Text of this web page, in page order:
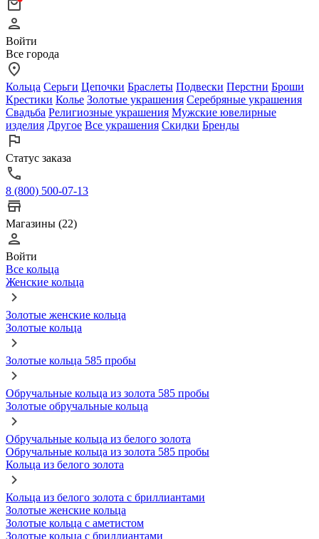
Войти
Все города
Кольца Серьги Цепочки Браслеты Подвески Перстни Броши
Крестики Колье Золотые украшения Серебряные украшения
Свадьба Религиозные украшения Мужские ювелирные
изделия Другое Все украшения Скидки Бренды
Статус заказа
8 (800) 500-07-13
Магазины (22)
Войти
Все кольца
Женские кольца
Золотые женские кольца
Золотые кольца
Золотые кольца 585 пробы
Обручальные кольца из золота 585 пробы
Золотые обручальные кольца
Обручальные кольца из белого золота
Обручальные кольца из золота 585 пробы
Кольца из белого золота
Кольца из белого золота с бриллиантами
Золотые женские кольца
Золотые кольца с аметистом
Золотые кольца с бриллиантами